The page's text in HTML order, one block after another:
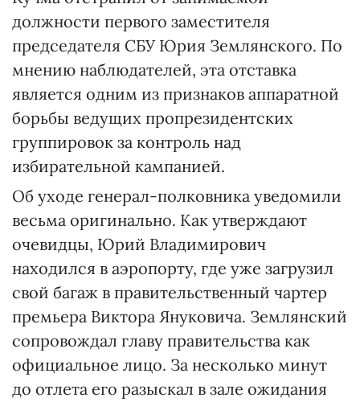
должности первого заместителя
председателя СБУ Юрия Землянского. По
мнению наблюдателей, эта отставка
является одним из признаков аппаратной
борьбы ведущих пропрезидентских
группировок за контроль над
избирательной кампанией.
Об уходе генерал-полковника уведомили
весьма оригинально. Как утверждают
очевидцы, Юрий Владимирович
находился в аэропорту, где уже загрузил
свой багаж в правительственный чартер
премьера Виктора Януковича. Землянский
сопровождал главу правительства как
официальное лицо. За несколько минут
до отлета его разыскал в зале ожидания